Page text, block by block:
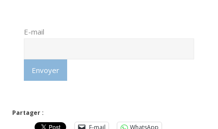
E-mail
Partager :